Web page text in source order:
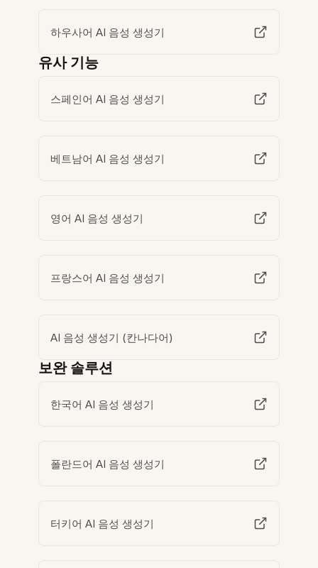
하우사어 AI 음성 생성기
유사 기능
스페인어 AI 음성 생성기
베트남어 AI 음성 생성기
영어 AI 음성 생성기
프랑스어 AI 음성 생성기
AI 음성 생성기 (칸나다어)
보완 솔루션
한국어 AI 음성 생성기
폴란드어 AI 음성 생성기
터키어 AI 음성 생성기